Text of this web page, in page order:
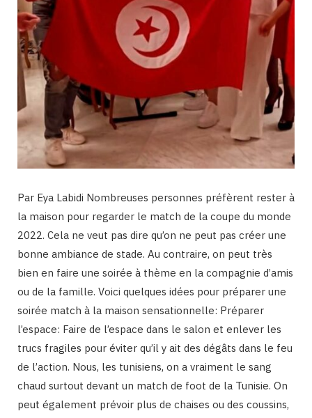
Par Eya Labidi Nombreuses personnes préfèrent rester à
la maison pour regarder le match de la coupe du monde
2022. Cela ne veut pas dire qu’on ne peut pas créer une
bonne ambiance de stade. Au contraire, on peut très
bien en faire une soirée à thème en la compagnie d’amis
ou de la famille. Voici quelques idées pour préparer une
soirée match à la maison sensationnelle: Préparer
l’espace: Faire de l’espace dans le salon et enlever les
trucs fragiles pour éviter qu’il y ait des dégâts dans le feu
de l’action. Nous, les tunisiens, on a vraiment le sang
chaud surtout devant un match de foot de la Tunisie. On
peut également prévoir plus de chaises ou des coussins,